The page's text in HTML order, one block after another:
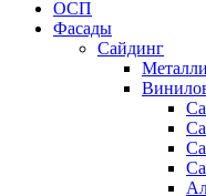
ОСП
Фасады
Сайдинг